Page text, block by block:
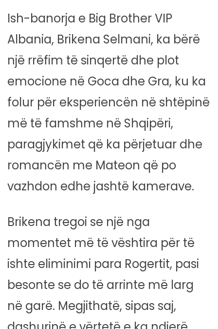
Ish-banorja e Big Brother VIP
Albania, Brikena Selmani, ka bërë
një rrëfim të sinqertë dhe plot
emocione në Goca dhe Gra, ku ka
folur për eksperiencën në shtëpinë
më të famshme në Shqipëri,
paragjykimet që ka përjetuar dhe
romancën me Mateon që po
vazhdon edhe jashtë kamerave.
Brikena tregoi se një nga
momentet më të vështira për të
ishte eliminimi para Rogertit, pasi
besonte se do të arrinte më larg
në garë. Megjithatë, sipas saj,